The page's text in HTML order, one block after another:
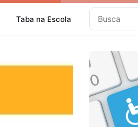
Taba na Escola